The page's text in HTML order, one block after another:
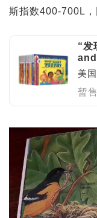
斯指数400-700L，
“发
美
暂